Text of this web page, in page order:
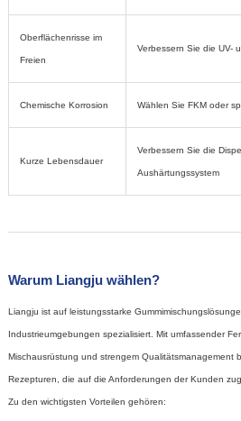
Oberflächenrisse im
Freien
Verbessern Sie die UV-
Chemische Korrosion Wählen Sie FKM oder
Kurze Lebensdauer
Verbessern Sie die
Aushärtungssystem
Warum Liangju wählen?
Liangju ist auf leistungsstarke
Industrieumgebungen spezialisiert. Mit umfassender
Mischausrüstung und strengem Qualitätsmanagement
Rezepturen, die auf die Anforderungen der Kunden
Zu den wichtigsten Vorteilen gehören: